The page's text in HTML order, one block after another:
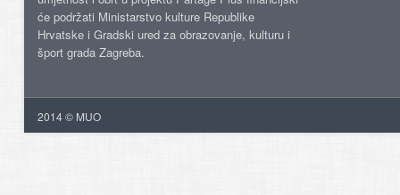
će podržati Ministarstvo kulture Republike
Hrvatske i Gradski ured za obrazovanje, kulturu i
šport grada Zagreba.
2014 © MUO